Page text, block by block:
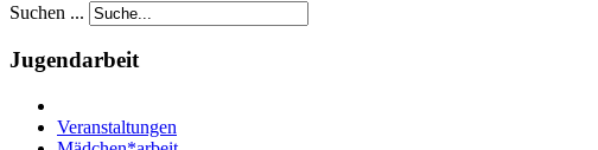
Suchen ...
Jugendarbeit
Veranstaltungen